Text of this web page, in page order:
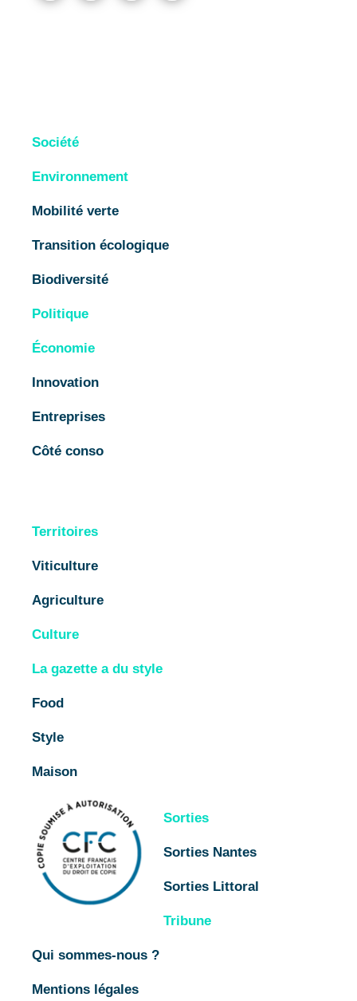
Société
Environnement
Mobilité verte
Transition écologique
Biodiversité
Politique
Économie
Innovation
Entreprises
Côté conso
Territoires
Viticulture
Agriculture
Culture
La gazette a du style
Food
Style
Maison
Sorties
Sorties Nantes
Sorties Littoral
Tribune
Qui sommes-nous ?
Mentions légales